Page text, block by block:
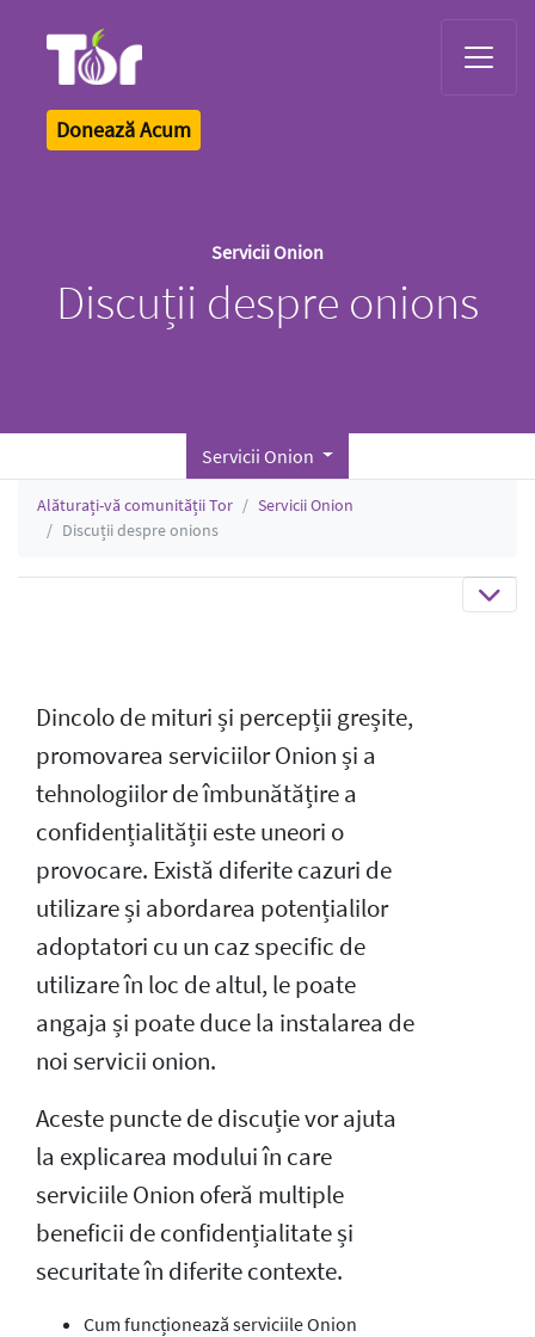
Donează Acum
Servicii Onion
Discuții despre onions
Servicii Onion
Alăturați-vă comunității Tor
Servicii Onion
Discuții despre onions
Dincolo de mituri și percepții greșite,
promovarea serviciilor Onion și a
tehnologiilor de îmbunătățire a
confidențialității este uneori o
provocare. Există diferite cazuri de
utilizare și abordarea potențialilor
adoptatori cu un caz specific de
utilizare în loc de altul, le poate
angaja și poate duce la instalarea de
noi servicii onion.
Aceste puncte de discuție vor ajuta
la explicarea modului în care
serviciile Onion oferă multiple
beneficii de confidențialitate și
securitate în diferite contexte.
Cum funcționează serviciile Onion